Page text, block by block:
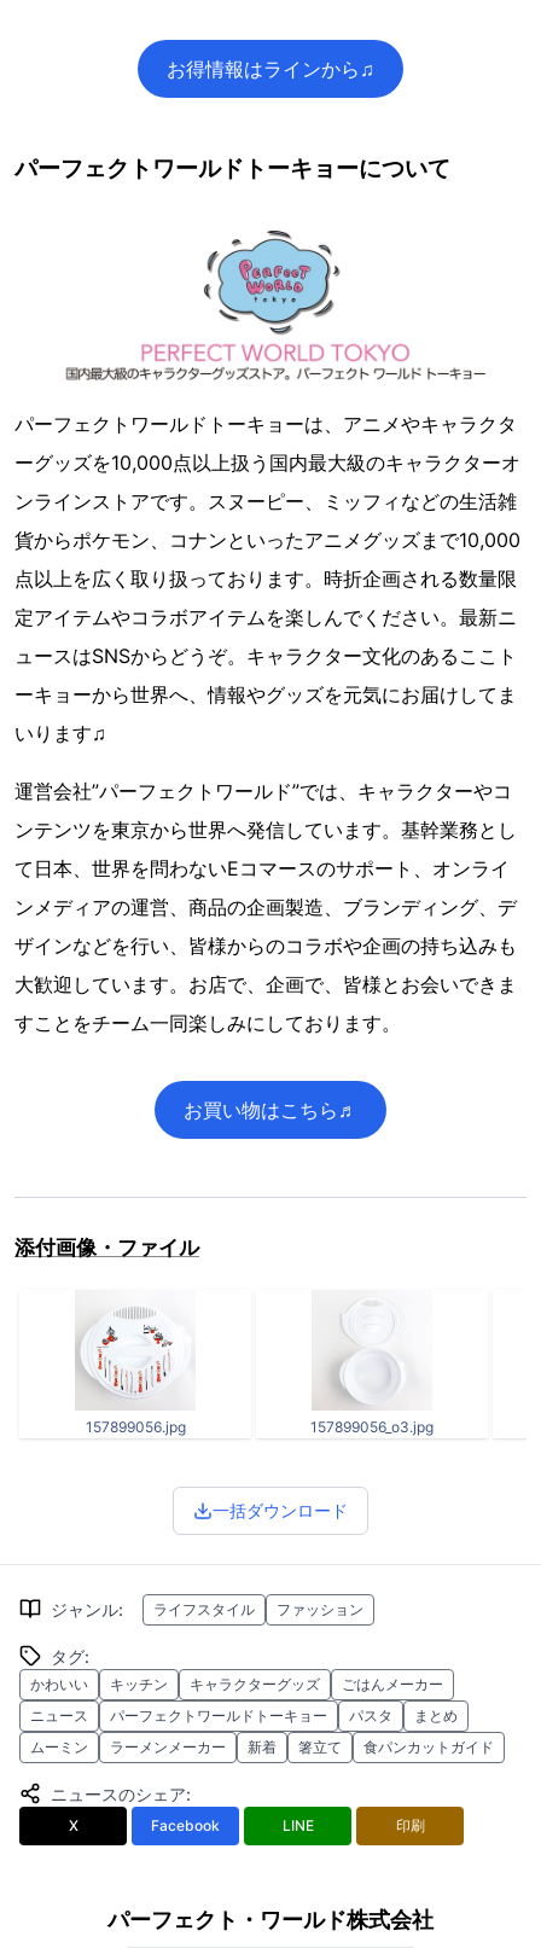
お得情報はラインから♫
パーフェクトワールドトーキョーについて
パーフェクトワールドトーキョーは、アニメやキャラクタ
ーグッズを10,000点以上扱う国内最大級のキャラクターオ
ンラインストアです。スヌーピー、ミッフィなどの生活雑
貨からポケモン、コナンといったアニメグッズまで10,000
点以上を広く取り扱っております。時折企画される数量限
定アイテムやコラボアイテムを楽しんでください。最新ニ
ュースはSNSからどうぞ。キャラクター文化のあるここト
ーキョーから世界へ、情報やグッズを元気にお届けしてま
いります♫
運営会社”パーフェクトワールド”では、キャラクターやコ
ンテンツを東京から世界へ発信しています。基幹業務とし
て日本、世界を問わないEコマースのサポート、オンライ
ンメディアの運営、商品の企画製造、ブランディング、デ
ザインなどを行い、皆様からのコラボや企画の持ち込みも
大歓迎しています。お店で、企画で、皆様とお会いできま
すことをチーム一同楽しみにしております。
お買い物はこちら♬
添付画像・ファイル
157899056.jpg 157899056_o3.jpg
一括ダウンロード
ジャンル: ライフスタイル ファッション
タグ:
かわいい キッチン キャラクターグッズ
ごはんメーカー
ニュース
パーフェクトワールドトーキョー パスタ
まとめ
ムーミン
ラーメンメーカー 新着 箸立て 食パンカットガイド
ニュースのシェア:
X Facebook LINE 印刷
パーフェクト・ワールド株式会社